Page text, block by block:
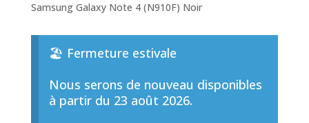
Samsung Galaxy Note 4 (N910F) Noir
🏖️ Fermeture estivale
Nous serons de nouveau disponibles
à partir du 23 août 2026.